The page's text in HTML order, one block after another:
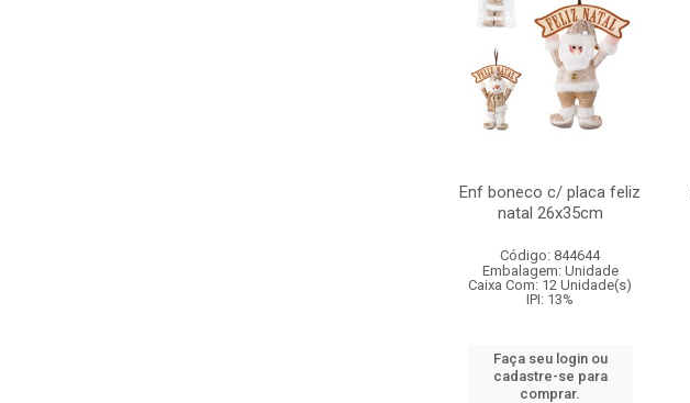
Enf boneco c/ placa feliz
natal 26x35cm
Código: 844644
Embalagem: Unidade
Caixa Com: 12 Unidade(s)
IPI: 13%
Faça seu login ou
cadastre-se para
comprar.